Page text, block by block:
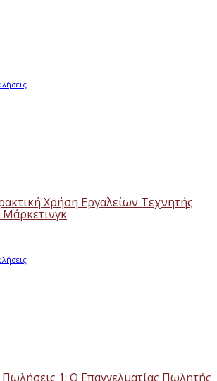
Χρήση Εργαλείων Τεχνητής
Πωλήσεις 1: Ο Επαγγελματίας Πωλητής